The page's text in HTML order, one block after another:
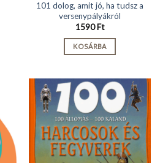
101 dolog, amit jó, ha tudsz a
versenypályákról
1590Ft
KOSÁRBA